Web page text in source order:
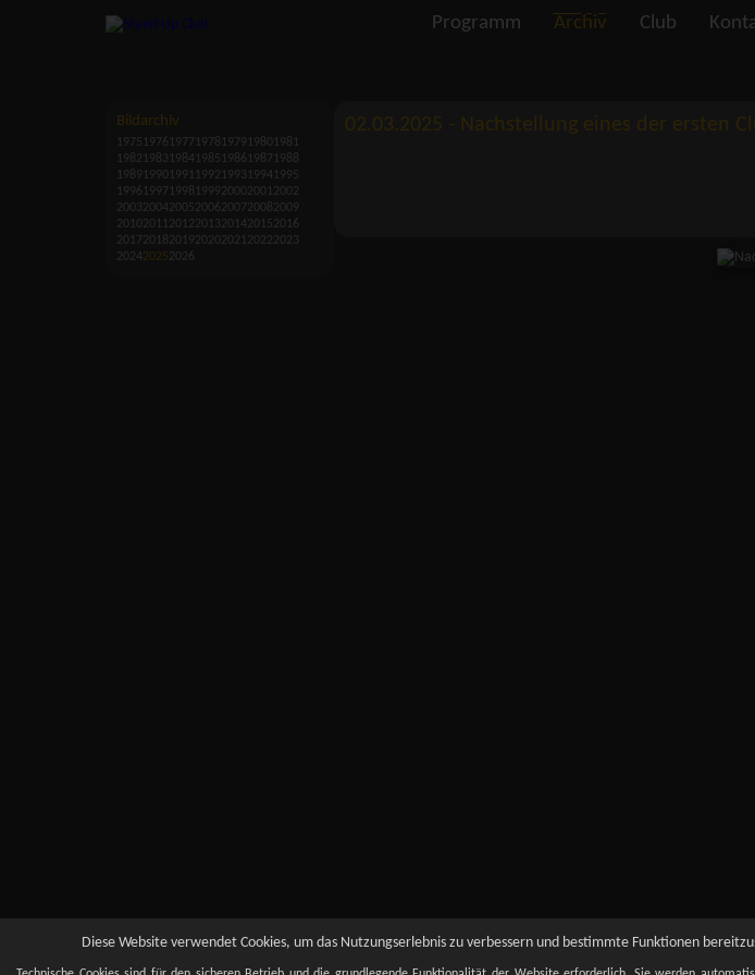
Programm Archiv Club
Bildarchiv
1975 1976 1977 1978 1979 1980 1981
1982 1983 1984 1985 1986 1987 1988
1989 1990 1991 1992 1993 1994 1995
1996 1997 1998 19992000 2001 2002
2003 2004 20052006 20072008 2009
2010 2011 20122013 2014 20152016
20172018 20192020 2021 20222023
2024 20252026
02.03.2025 - Nachstellung eines der ersten
Diese Website verwendet Cookies, um das Nutzungserlebnis zu verbessern und bestimmte Funktionen